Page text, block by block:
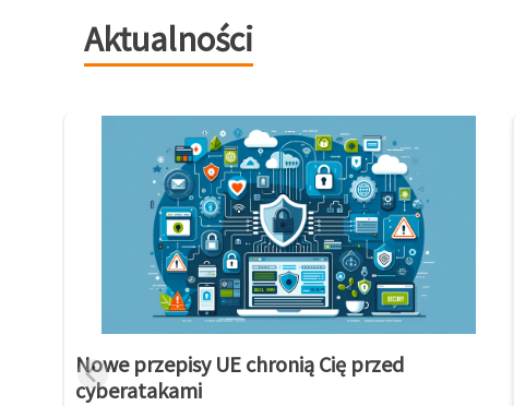
Aktualności
Nowe przepisy UE chronią Cię przed
cyberatakami